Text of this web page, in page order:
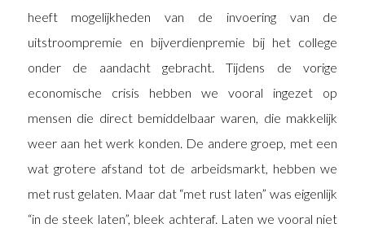
heeft mogelijkheden van de invoering van de
uitstroompremie en bijverdienpremie bij het college
onder de aandacht gebracht. Tijdens de vorige
economische crisis hebben we vooral ingezet op
mensen die direct bemiddelbaar waren, die makkelijk
weer aan het werk konden. De andere groep, met een
wat grotere afstand tot de arbeidsmarkt, hebben we
met rust gelaten. Maar dat “met rust laten” was eigenlijk
“in de steek laten”, bleek achteraf. Laten we vooral niet